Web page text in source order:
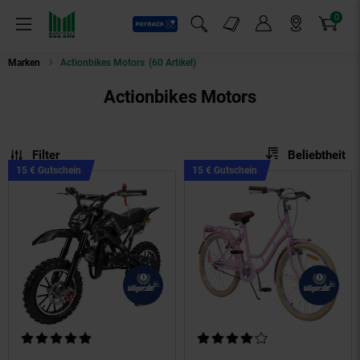
Menü
Payback
Suchfeld einblenden
Markt-Angebote 0
Artikel
Marken Actionbikes Motors (60 Artikel)
Actionbikes Motors
Filter Sortierung:
Beliebtheit
Kundenbewertung: 5 von 5 Sternen
15 € Gutschein Kampagnen
Artikel15
€
Gutschein
Kundenbewertung: 4 von 5
15 € Gutschein Kampagnen
Artikel15
€
Gutschein